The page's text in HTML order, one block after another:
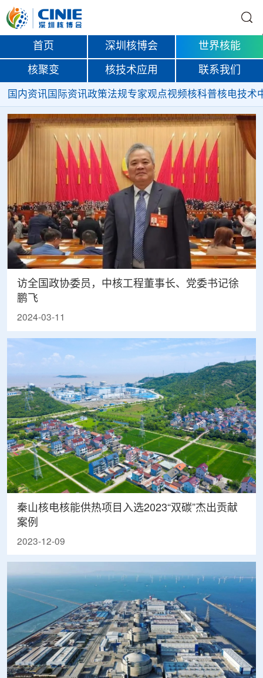
首页 深圳核博会 世界核能
核聚变 核技术应用 联系我们
国内资讯 国际资讯政策法规专家观点视频核科普核电技术
访全国政协委员，中核工程董事长、党委书记徐
鹏飞
2024-03-11
秦山核电核能供热项目入选2023“双碳”杰出贡献
案例
2023-12-09